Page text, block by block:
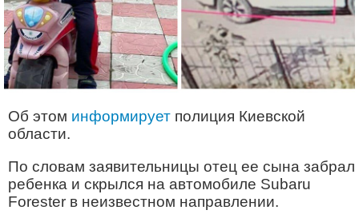
Об этом информирует полиция Киевской
области.
По словам заявительницы отец ее сына забрал
ребенка и скрылся на автомобиле Subaru
Forester в неизвестном направлении.